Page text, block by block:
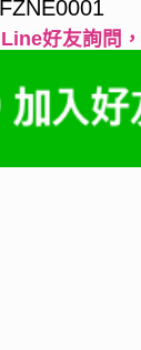
FZNE0001
好友詢問